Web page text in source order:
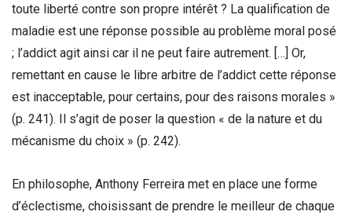
toute liberté contre son propre intérêt ? La qualification de
maladie est une réponse possible au problème moral posé
; l’addict agit ainsi car il ne peut faire autrement. […] Or,
remettant en cause le libre arbitre de l’addict cette réponse
est inacceptable, pour certains, pour des raisons morales »
(p. 241). Il s’agit de poser la question « de la nature et du
mécanisme du choix » (p. 242).
En philosophe, Anthony Ferreira met en place une forme
d’éclectisme, choisissant de prendre le meilleur de chaque